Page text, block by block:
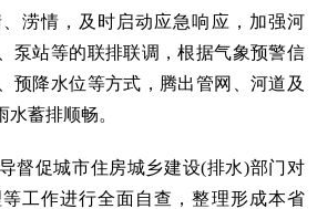
涝情，及时启动应急响应，加强河
泵站等的联排联调，根据气象预警信
预降水位等方式，腾出管网、河道及
蓄排顺畅。
督促城市住房城乡建设(排水)部门对
工作进行全面自查，整理形成本省